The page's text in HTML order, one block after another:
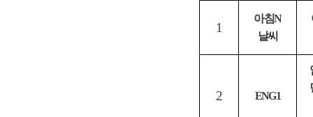
1
아침N
날씨
2 ENG1